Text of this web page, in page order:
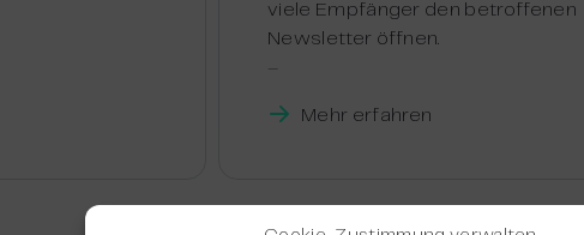
viele Empfänger den betroffenen
Newsletter öffnen.
–
Mehr erfahren